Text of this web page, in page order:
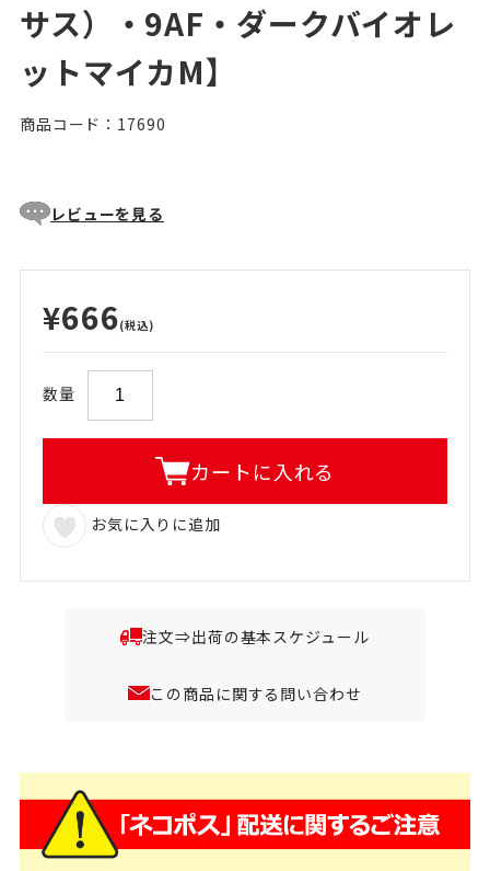
サス）・9AF・ダークバイオレ
ットマイカM】
商品コード：17690
レビューを見る
¥666(税込)
数量
カートに入れる
お気に入りに追加
注文⇒出荷の基本スケジュール
この商品に関する問い合わせ